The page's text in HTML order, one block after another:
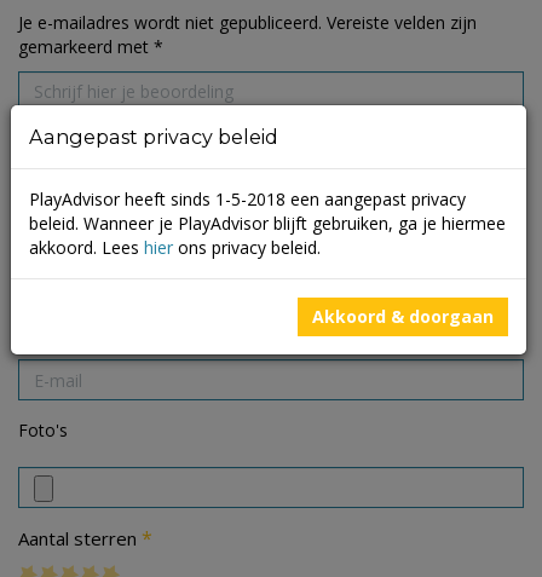
Je e-mailadres wordt niet gepubliceerd. Vereiste velden zijn
gemarkeerd met *
Foto's
Aantal sterren *
Aangepast privacy beleid
PlayAdvisor heeft sinds 1-5-2018 een aangepast privacy
beleid. Wanneer je PlayAdvisor blijft gebruiken, ga je hiermee
akkoord. Lees hier ons privacy beleid.
Akkoord & doorgaan